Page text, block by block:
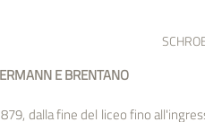
E BRENTANO
dalla fine del liceo fino